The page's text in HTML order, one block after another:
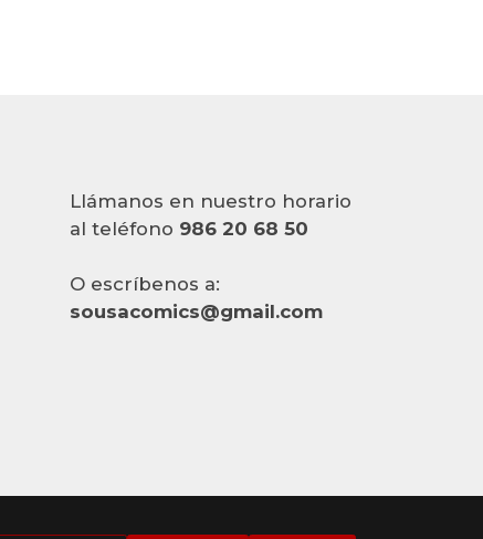
Llámanos en nuestro horario
al teléfono 986 20 68 50
O escríbenos a:
sousacomics@gmail.com